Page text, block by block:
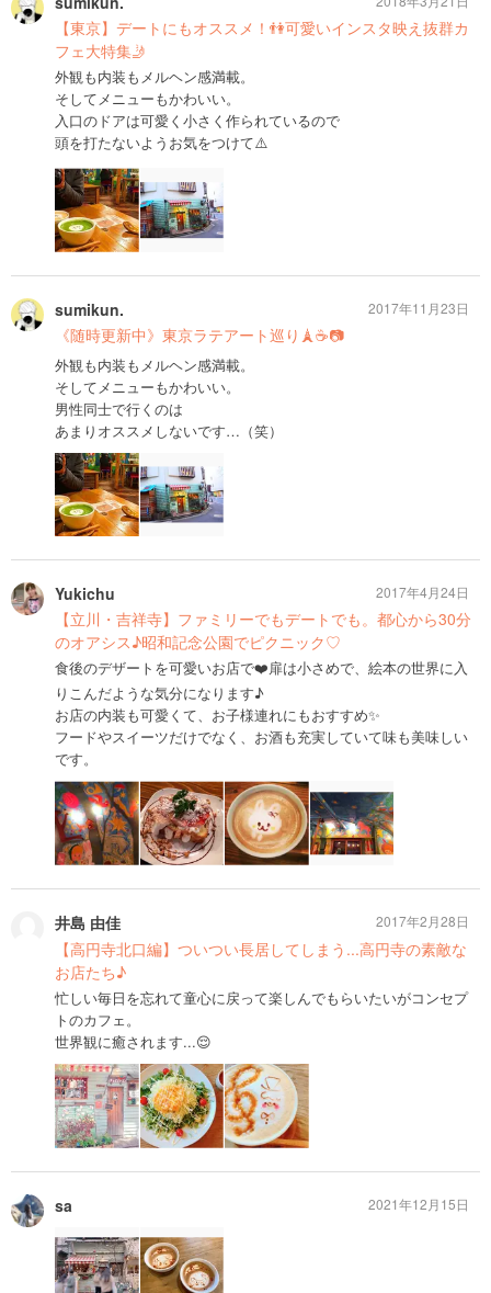
【東京】デートにもオススメ！👫可愛いインスタ映え抜群カ
フェ大特集🤳
外観も内装もメルヘン感満載。
そしてメニューもかわいい。
入口のドアは可愛く小さく作られているので
頭を打たないようお気をつけて⚠️
sumikun.
《随時更新中》東京ラテアート巡り🗼☕️📷
外観も内装もメルヘン感満載。
そしてメニューもかわいい。
男性同士で行くのは
あまりオススメしないです…（笑）
2017年11月23日
Yukichu
【立川・吉祥寺】ファミリーでもデートでも。都心から30分
のオアシス♪昭和記念公園でピクニック♡
食後のデザートを可愛いお店で❤️扉は小さめで、絵本の世界に入
りこんだような気分になります♪
お店の内装も可愛くて、お子様連れにもおすすめ✨
フードやスイーツだけでなく、お酒も充実していて味も美味しい
です。
2017年4月24日
井島 由佳
【高円寺北口編】ついつい長居してしまう...高円寺の素敵な
お店たち♪
忙しい毎日を忘れて童心に戻って楽しんでもらいたいがコンセプ
トのカフェ。
世界観に癒されます...😌
2017年2月28日
sa 2021年12月15日